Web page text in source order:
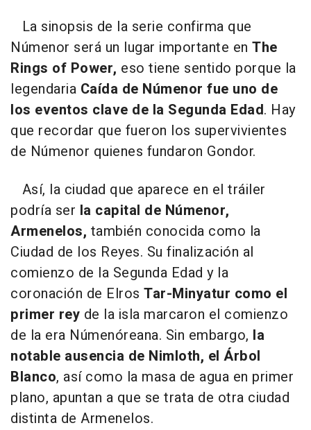
La sinopsis de la serie confirma que
Númenor será un lugar importante en The
Rings of Power, eso tiene sentido porque la
legendaria Caída de Númenor fue uno de
los eventos clave de la Segunda Edad. Hay
que recordar que fueron los supervivientes
de Númenor quienes fundaron Gondor.
Así, la ciudad que aparece en el tráiler
podría ser la capital de Númenor,
Armenelos, también conocida como la
Ciudad de los Reyes. Su finalización al
comienzo de la Segunda Edad y la
coronación de Elros Tar-Minyatur como el
primer rey de la isla marcaron el comienzo
de la era Númenóreana. Sin embargo, la
notable ausencia de Nimloth, el Árbol
Blanco, así como la masa de agua en primer
plano, apuntan a que se trata de otra ciudad
distinta de Armenelos.